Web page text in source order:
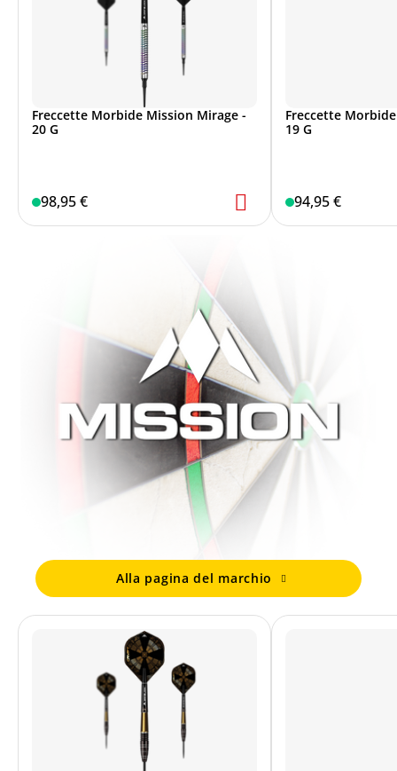
Freccette Morbide Mission Mirage -
20 G
98,95 €
Freccette
19 G
94,95 €
Alla pagina del marchio